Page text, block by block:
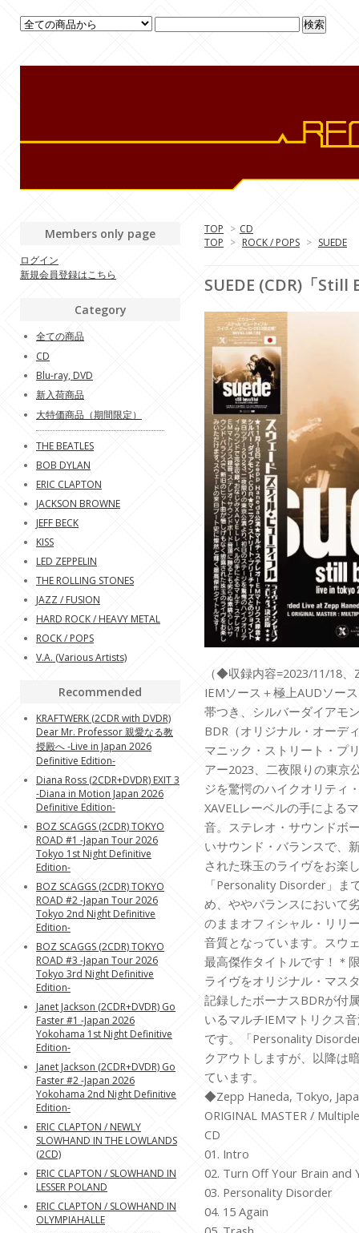
TOP > CD
TOP > ROCK / POPS > SUEDE
SUEDE (CDR)「
（◆収録内容=2023/11/18
IEMソース＋極上AUDソー
帯つき、シルバーダイア
BDR（オリジナル・オーデ
マニック・ストリート・プ
アー2023、二夜限りの東京
ジを驚愕のハイクオリティ
XAVELレーベルの手による
音。ステレオ・サウンドボ
いサウンド・バランスで、
された珠玉のライヴをお楽
「Personality Disorder」ま
め、ややバランスにおいて
のままオフィシャル・リリ
音質となっています。スウ
最高傑作タイトルです！＊
ライヴをオリジナル・マス
記録したボーナスBDRが付
いるマルチIEMマトリクス
です。「Personality
クアウトしますが、以降は
ています。
◆Zepp Haneda, Tokyo,
ORIGINAL MASTER /
CD
01. Intro
02. Turn Off Your Brain and
03. Personality Disorder
04. 15 Again
Members only page
ログイン
新規会員登録はこちら
Category
全ての商品
CD
Blu-ray, DVD
新入荷商品
大特価商品（期間限定）
THE BEATLES
BOB DYLAN
ERIC CLAPTON
JACKSON BROWNE
JEFF BECK
KISS
LED ZEPPELIN
THE ROLLING STONES
JAZZ / FUSION
HARD ROCK / HEAVY METAL
ROCK / POPS
V.A. (Various Artists)
Recommended
KRAFTWERK (2CDR with DVDR)
Dear Mr. Professor 親愛なる教
授殿へ -Live in Japan 2026
Definitive Edition-
Diana Ross (2CDR+DVDR) EXIT 3
-Diana in Motion Japan 2026
Definitive Edition-
BOZ SCAGGS (2CDR) TOKYO
ROAD #1 -Japan Tour 2026
Tokyo 1st Night Definitive
Edition-
BOZ SCAGGS (2CDR) TOKYO
ROAD #2 -Japan Tour 2026
Tokyo 2nd Night Definitive
Edition-
BOZ SCAGGS (2CDR) TOKYO
ROAD #3 -Japan Tour 2026
Tokyo 3rd Night Definitive
Edition-
Janet Jackson (2CDR+DVDR) Go
Faster #1 -Japan 2026
Yokohama 1st Night Definitive
Edition-
Janet Jackson (2CDR+DVDR) Go
Faster #2 -Japan 2026
Yokohama 2nd Night Definitive
Edition-
ERIC CLAPTON / NEWLY
SLOWHAND IN THE LOWLANDS
(2CD)
ERIC CLAPTON / SLOWHAND IN
LESSER POLAND
ERIC CLAPTON / SLOWHAND IN
OLYMPIAHALLE